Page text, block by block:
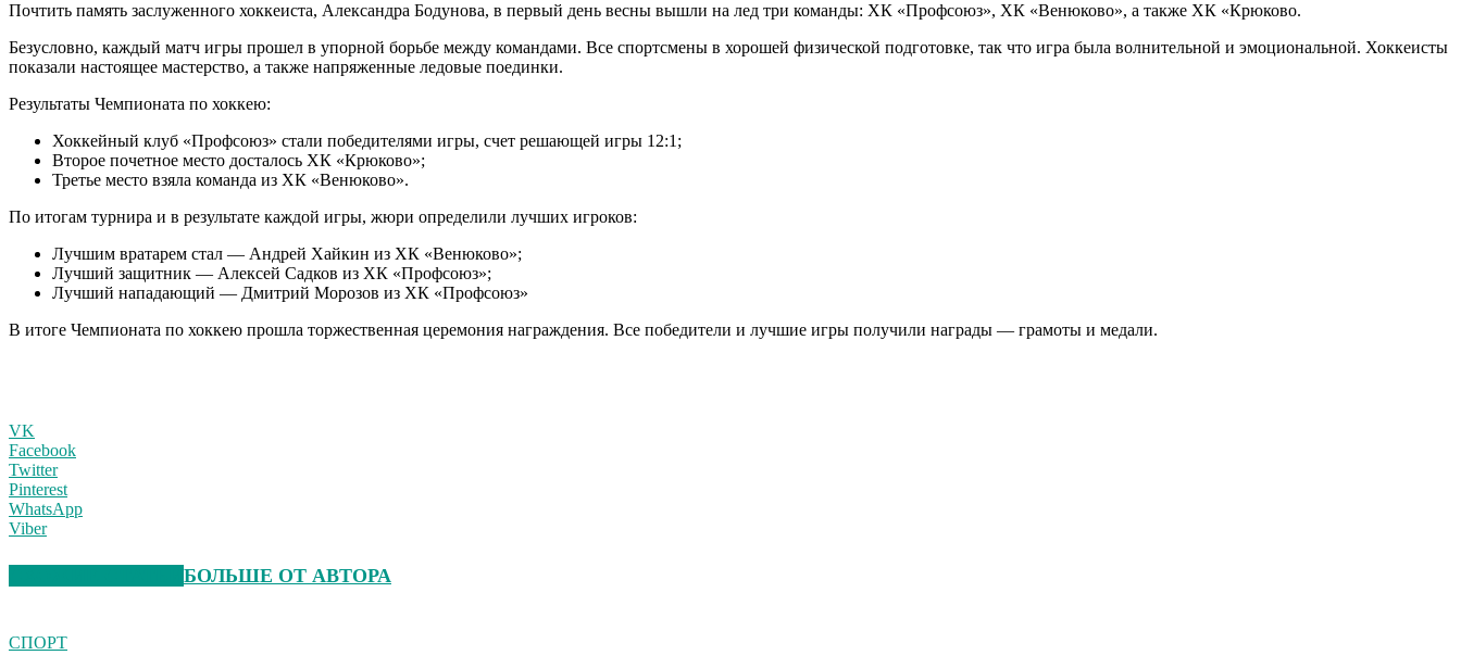
Почтить память заслуженного хоккеиста, Александра Бодунова, в первый день весны вышли на лед три команды: ХК «Профсоюз», ХК «Венюково», а также ХК «Крюково.
Безусловно, каждый матч игры прошел в упорной борьбе между командами. Все спортсмены в хорошей физической подготовке, так что игра была волнительной и эмоциональной. Хоккеисты
показали настоящее мастерство, а также напряженные ледовые поединки.
Результаты Чемпионата по хоккею:
Хоккейный клуб «Профсоюз» стали победителями игры, счет решающей игры 12:1;
Второе почетное место досталось ХК «Крюково»;
Третье место взяла команда из ХК «Венюково».
По итогам турнира и в результате каждой игры, жюри определили лучших игроков:
Лучшим вратарем стал — Андрей Хайкин из ХК «Венюково»;
Лучший защитник — Алексей Садков из ХК «Профсоюз»;
Лучший нападающий — Дмитрий Морозов из ХК «Профсоюз»
В итоге Чемпионата по хоккею прошла торжественная церемония награждения. Все победители и лучшие игры получили награды — грамоты и медали.
VK
Facebook
Twitter
Pinterest
WhatsApp
Viber
БОЛЬШЕ ОТ АВТОРА
СПОРТ